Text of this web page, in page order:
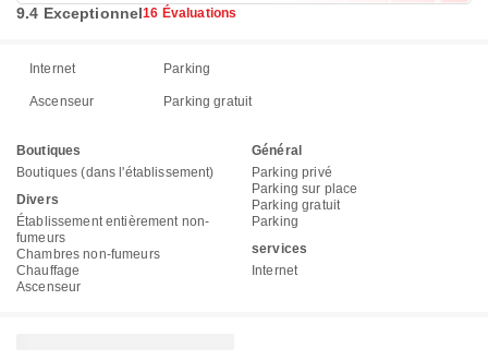
9.4 Exceptionnel16 Évaluations
Internet Parking
Ascenseur Parking gratuit
Boutiques
Boutiques (dans l'établissement)
Divers
Établissement entièrement non-
fumeurs
Chambres non-fumeurs
Chauffage
Ascenseur
Général
Parking privé
Parking sur place
Parking gratuit
Parking
services
Internet